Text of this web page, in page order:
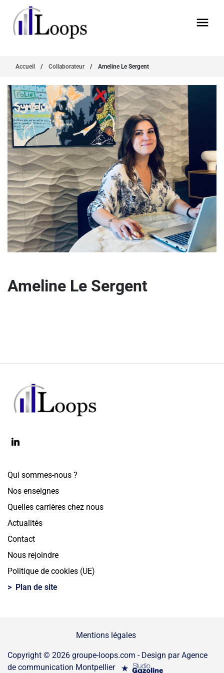
Accueil / Collaborateur / Ameline Le Sergent
Ameline Le Sergent
Qui sommes-nous ?
Nos enseignes
Quelles carrières chez nous
Actualités
Contact
Nous rejoindre
Politique de cookies (UE)
Plan de site
Mentions légales
Copyright © 2026 groupe-loops.com - Design par Agence
de communication Montpellier